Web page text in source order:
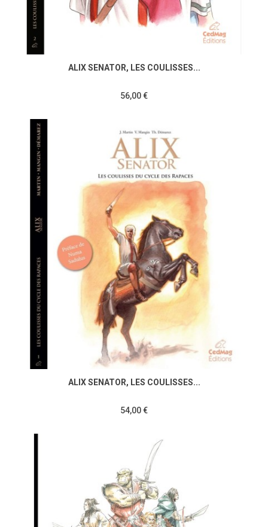
ALIX SENATOR, LES COULISSES...
56,00 €
ALIX SENATOR, LES COULISSES...
54,00 €